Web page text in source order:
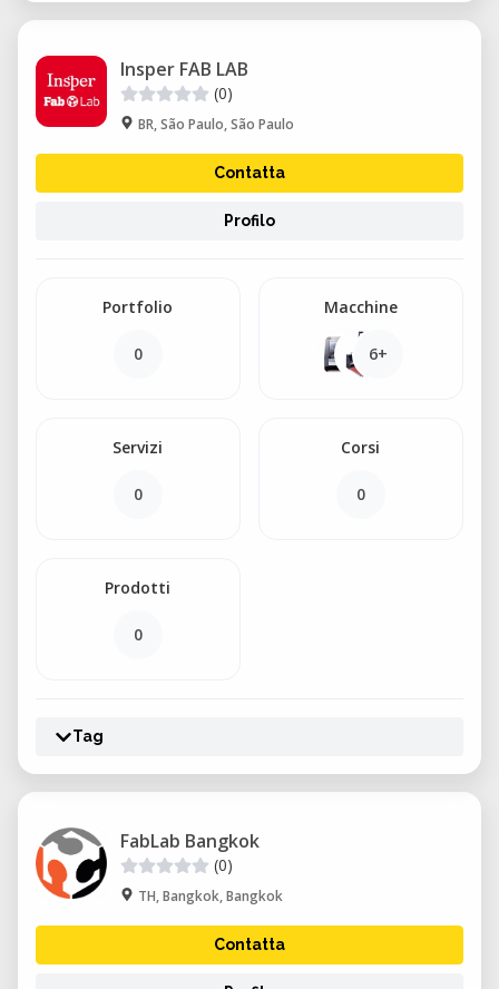
Insper FAB LAB
(0)
BR, São Paulo, São Paulo
Contatta
Profilo
Portfolio
0
Macchine
6+
Servizi
0
Corsi
0
Prodotti
0
Tag
FabLab Bangkok
(0)
TH, Bangkok, Bangkok
Contatta